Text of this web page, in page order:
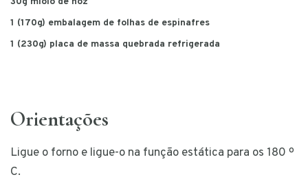
Orientações
Ligue o forno e ligue-o na função estática para os 180 º
C.
1 (170g) embalagem de folhas de espinafres
1 (230g) placa de massa quebrada refrigerada